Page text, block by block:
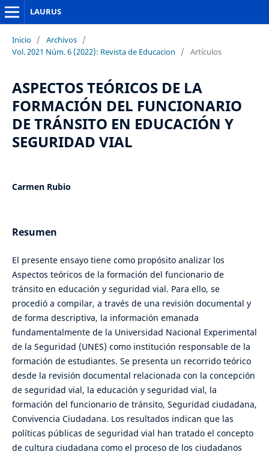
LAURUS
Inicio / Archivos /
Vol. 2021 Núm. 6 (2022): Revista de Educacion
/ Artículos
ASPECTOS TEÓRICOS DE LA
FORMACIÓN DEL FUNCIONARIO
DE TRÁNSITO EN EDUCACIÓN Y
SEGURIDAD VIAL
Carmen Rubio
Resumen
El presente ensayo tiene como propósito analizar los
Aspectos teóricos de la formación del funcionario de
tránsito en educación y seguridad vial. Para ello, se
procedió a compilar, a través de una revisión documental y
de forma descriptiva, la información emanada
fundamentalmente de la Universidad Nacional Experimental
de la Seguridad (UNES) como institución responsable de la
formación de estudiantes. Se presenta un recorrido teórico
desde la revisión documental relacionada con la concepción
de seguridad vial, la educación y seguridad vial, la
formación del funcionario de tránsito, Seguridad ciudadana,
Convivencia Ciudadana. Los resultados indican que las
políticas públicas de seguridad vial han tratado el concepto
de cultura ciudadana como el proceso de los ciudadanos